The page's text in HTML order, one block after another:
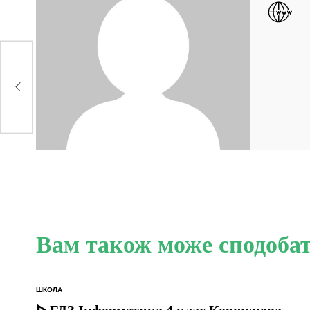
Вам також може
ОПУБЛІКУВАТИ
У
ШКОЛА